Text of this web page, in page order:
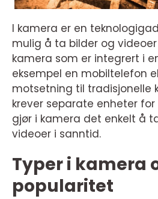
I kamera er en
mulig å ta bilder og
kamera som er integrert i
eksempel en mobiltelefon
motsetning til tradisjonelle
krever separate enheter
gjør i kamera det enkelt å
videoer i sanntid.
Typer i kamera
popularitet